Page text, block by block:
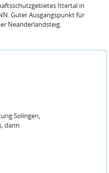
Ittertal in
Guter Ausgangspunkt für
Neanderlandsteig.
Solingen,
dann